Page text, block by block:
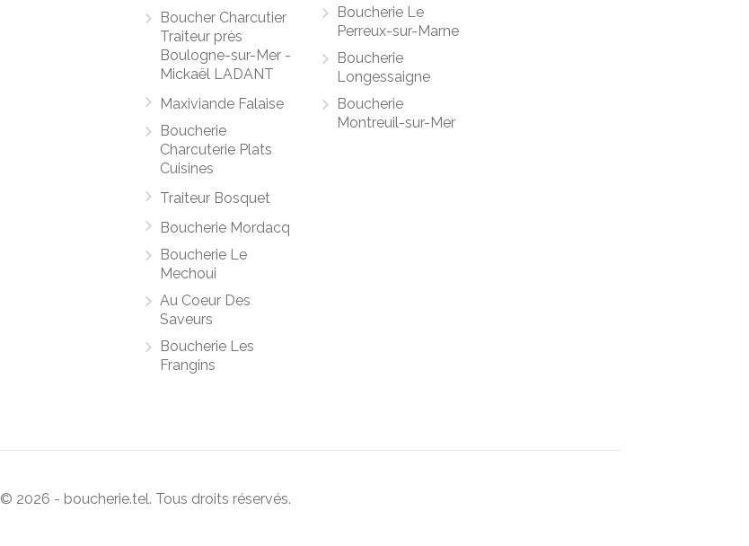
Boucher Charcutier
Traiteur près
Boulogne-sur-Mer -
Mickaël LADANT
Maxiviande Falaise
Boucherie
Charcuterie Plats
Cuisines
Traiteur Bosquet
Boucherie Mordacq
Boucherie Le
Mechoui
Au Coeur Des
Saveurs
Boucherie Les
Frangins
Boucherie Le
Perreux-sur-Marne
Boucherie
Longessaigne
Boucherie
Montreuil-sur-Mer
© 2026 - boucherie.tel. Tous droits réservés.